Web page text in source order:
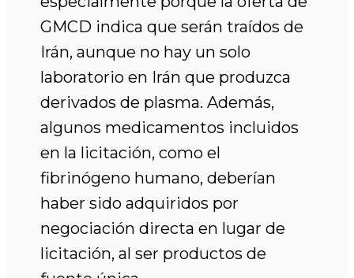
GMCD indica que serán traídos de
Irán, aunque no hay un solo
laboratorio en Irán que produzca
derivados de plasma. Además,
algunos medicamentos incluidos
en la licitación, como el
fibrinógeno humano, deberían
haber sido adquiridos por
negociación directa en lugar de
licitación, al ser productos de